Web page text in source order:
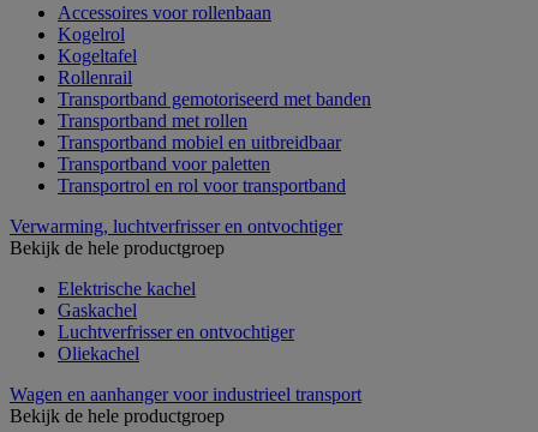
Accessoires voor rollenbaan
Kogelrol
Kogeltafel
Rollenrail
Transportband gemotoriseerd met banden
Transportband met rollen
Transportband mobiel en uitbreidbaar
Transportband voor paletten
Transportrol en rol voor transportband
Verwarming, luchtverfrisser en ontvochtiger
Bekijk de hele productgroep
Elektrische kachel
Gaskachel
Luchtverfrisser en ontvochtiger
Oliekachel
Wagen en aanhanger voor industrieel transport
Bekijk de hele productgroep